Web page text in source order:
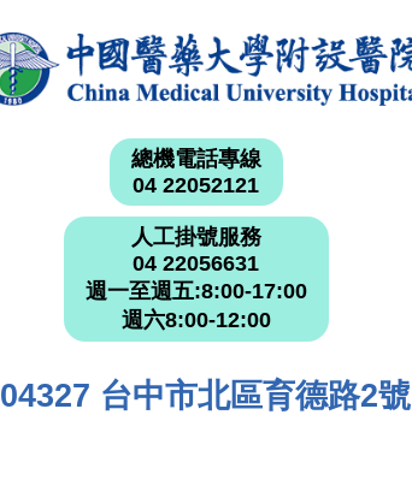
總機電話專線
04 22052121
人工掛號服務
04 22056631
週一至週五:8:00-17:00
週六8:00-12:00
台中市北區育德路2號